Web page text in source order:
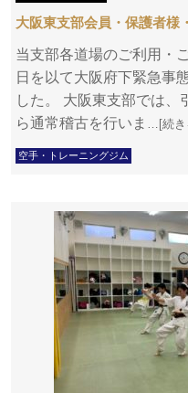
大阪東支部会員・保護者様
当支部各道場のご利用・
日を以て大阪府下緊急事
した。 大阪東支部では、
ら通常稽古を行いま …[続き
空手・トレーニングジム